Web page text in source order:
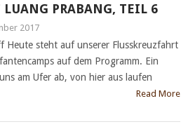
LUANG PRABANG, TEIL 6
2017
Heute steht auf unserer Flusskreuzfahrt
auf dem Programm. Ein
am Ufer ab, von hier aus laufen
Read More